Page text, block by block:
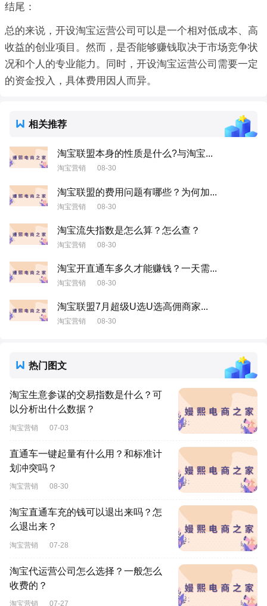
结尾：
总的来说，开设淘宝运营公司可以是一个相对低成本、高
收益的创业项目。然而，是否能够赚钱取决于市场竞争状
况和个人的专业能力。同时，开设淘宝运营公司需要一定
的资金投入，具体费用因人而异。
相关推荐
淘宝联盟本身的性质是什么?与淘宝...
淘宝营销 08-30
淘宝联盟的费用问题有哪些？为何加...
淘宝营销 08-30
淘宝流失指数是怎么算？怎么查？
淘宝营销 08-30
淘宝开直通车多久才能赚钱？一天需...
淘宝营销 08-30
淘宝联盟7月超级U选U选高佣商家...
淘宝营销 08-30
热门图文
淘宝生意参谋的交易指数是什么？可
以分析出什么数据？
淘宝营销 07-03
直通车一键起量有什么用？和标准计
划冲突吗？
淘宝营销 08-30
淘宝直通车充的钱可以退出来吗？怎
么退出来？
淘宝营销 07-28
淘宝代运营公司怎么选择？一般怎么
收费的？
淘宝营销 07-27